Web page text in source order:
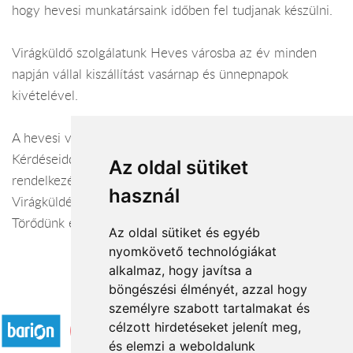
Az oldal sütiket
használ
Az oldal sütiket és egyéb
nyomkövető technológiákat
alkalmaz, hogy javítsa a
böngészési élményét, azzal hogy
személyre szabott tartalmakat és
célzott hirdetéseket jelenít meg,
és elemzi a weboldalunk
hogy hevesi munkatársaink időben fel tudjanak készülni.
Virágküldő szolgálatunk Heves városba az év minden
napján vállal kiszállítást vasárnap és ünnepnapok
kivételével.
A hevesi virágüzlet webáruháza:
Kérdéseiddel kapcsolatban örömmel állunk
rendelkezésedre.
Virágküldés Heves
Törődünk egymással
Elfogadott fizetési módok